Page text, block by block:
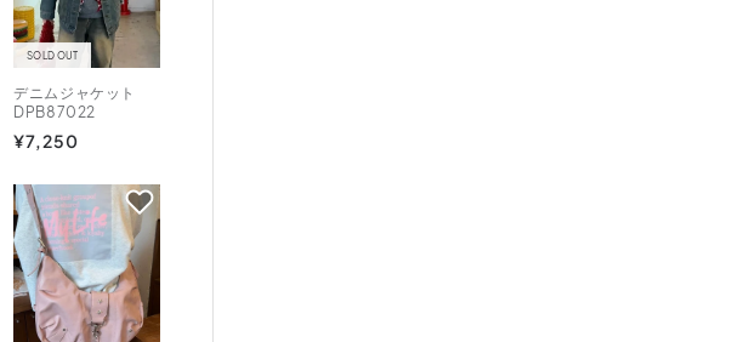
SOLD OUT
デニムジャケット
DPB87022
通
価
格
¥7,250